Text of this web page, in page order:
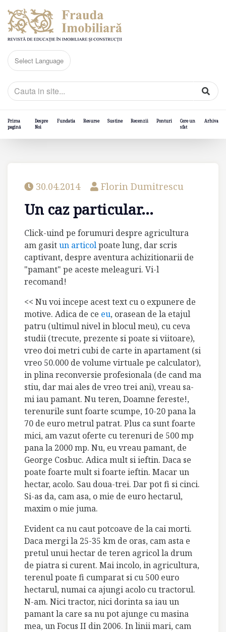
Prima
pagină
Despre
Noi
Fundatia Resurse Sustine Recenzii Ponturi
Cere un
sfat
Arhiva
30.04.2014 Florin Dumitrescu
Un caz particular...
Click-uind pe forumuri despre agricultura
am gasitun articolpoate lung, dar scris
captivant, despre aventura achizitionarii de
"pamant" pe aceste meleaguri. Vi-l
recomand!
<< Nu voi incepe acest text cu o expunere de
motive. Adica de ce eu, orasean de la etajul
patru (ultimul nivel in blocul meu), cu ceva
studii (trecute, prezente si poate si viitoare),
vreo doi metri cubi de carte in apartament (si
vreo 50.000 de volume virtuale pe calculator),
in plina reconversie profesionala (de cand ma
stiu, dar mai ales de vreo trei ani), vreau sa-
mi iau pamant. Nu teren, Doamne fereste!,
terenurile sunt foarte scumpe, 10-20 pana la
70 de euro metrul patrat. Plus ca sunt foarte
mici, am vazut oferte cu terenuri de 500 mp
pana la 2000 mp. Nu, eu vreau pamant, de
George Cosbuc. Adica mult si ieftin. Daca se
poate foarte mult si foarte ieftin. Macar un
hectar, acolo. Sau doua-trei. Dar pot fi si cinci.
Si-as da, cam asa, o mie de euro hectarul,
maxim o mie juma.
Evident ca nu caut potcoave de la cai morti.
Daca mergi la 25-35 km de oras, cam asta e
pretul unui hectar de teren agricol la drum
de piatra si curent. Mai incolo, in agricultura,
terenul poate fi cumparat si cu 500 euro
hectarul, numai ca ajungi acolo cu tractorul.
N-am. Nici tractor, nici dorinta sa iau un
pamant la care sa nu pot ajunge cu masina
mea, un Focus II din 2006. In linii mari, cam